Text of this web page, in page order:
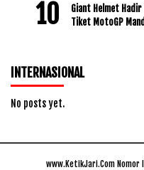
Giant Helmet
Tiket MotoGP
INTERNASIONAL
No posts yet.
www.KetikJari.Com Nomor